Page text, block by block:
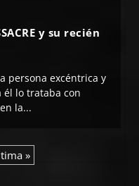
y su recién
persona excéntrica y
él lo trataba con
la...
»